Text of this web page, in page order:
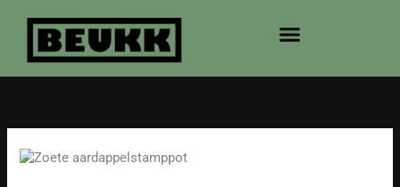
inhoud